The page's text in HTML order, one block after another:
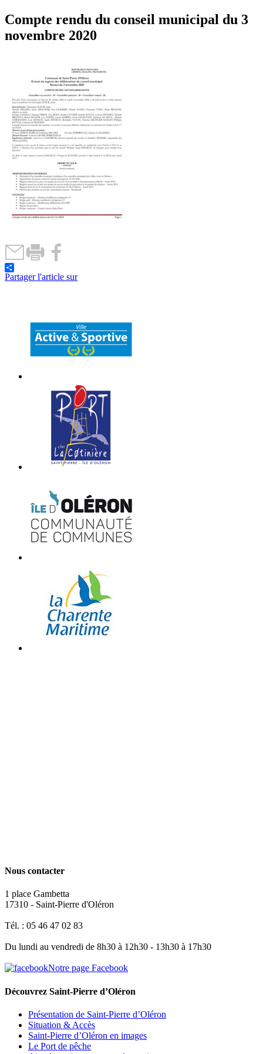
Compte rendu du conseil municipal du 3
novembre 2020
Partager l'article sur
Nous contacter
1 place Gambetta
17310 - Saint-Pierre d'Oléron
Tél. : 05 46 47 02 83
Du lundi au vendredi de 8h30 à 12h30 - 13h30 à 17h30
Notre page Facebook
Découvrez Saint-Pierre d’Oléron
Présentation de Saint-Pierre d’Oléron
Situation & Accès
Saint-Pierre d’Oléron en images
Le Port de pêche